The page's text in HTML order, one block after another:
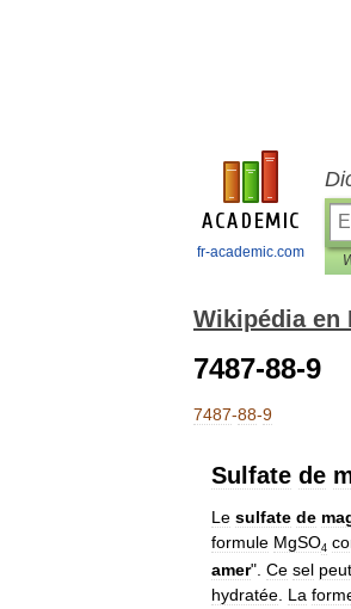
fr-academic.com
Wikipédia en
7487-88-9
7487-88-9
Sulfate de
Le sulfate de
formule MgSO4
amer". Ce sel peut
hydratée. La